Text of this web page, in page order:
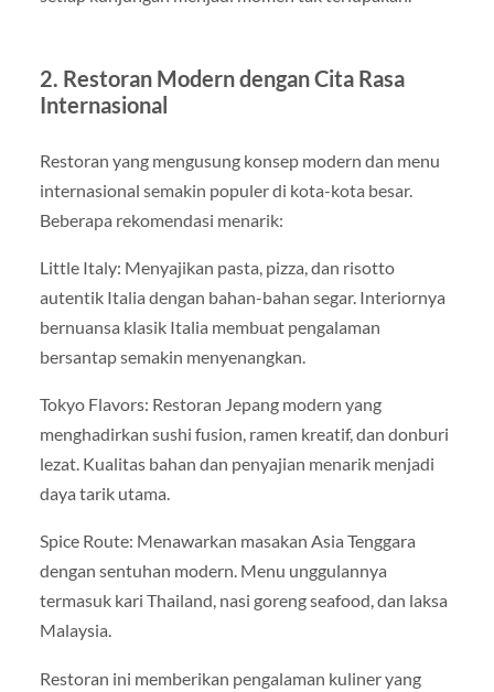
2. Restoran Modern dengan Cita Rasa
Internasional
Restoran yang mengusung konsep modern dan menu
internasional semakin populer di kota-kota besar.
Beberapa rekomendasi menarik:
Little Italy: Menyajikan pasta, pizza, dan risotto
autentik Italia dengan bahan-bahan segar. Interiornya
bernuansa klasik Italia membuat pengalaman
bersantap semakin menyenangkan.
Tokyo Flavors: Restoran Jepang modern yang
menghadirkan sushi fusion, ramen kreatif, dan donburi
lezat. Kualitas bahan dan penyajian menarik menjadi
daya tarik utama.
Spice Route: Menawarkan masakan Asia Tenggara
dengan sentuhan modern. Menu unggulannya
termasuk kari Thailand, nasi goreng seafood, dan laksa
Malaysia.
Restoran ini memberikan pengalaman kuliner yang